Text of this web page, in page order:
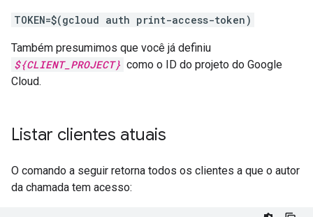
TOKEN=$(gcloud auth print-access-token)
Também presumimos que você já definiu
${CLIENT_PROJECT} como o ID do projeto do Google
Cloud.
Listar clientes atuais
O comando a seguir retorna todos os clientes a que o autor
da chamada tem acesso: